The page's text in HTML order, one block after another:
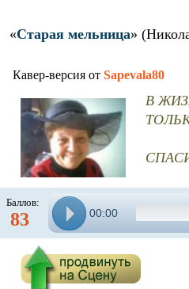
«Старая мельница»
Кавер-версия отSapevala80
В
Баллов:
83 00:00